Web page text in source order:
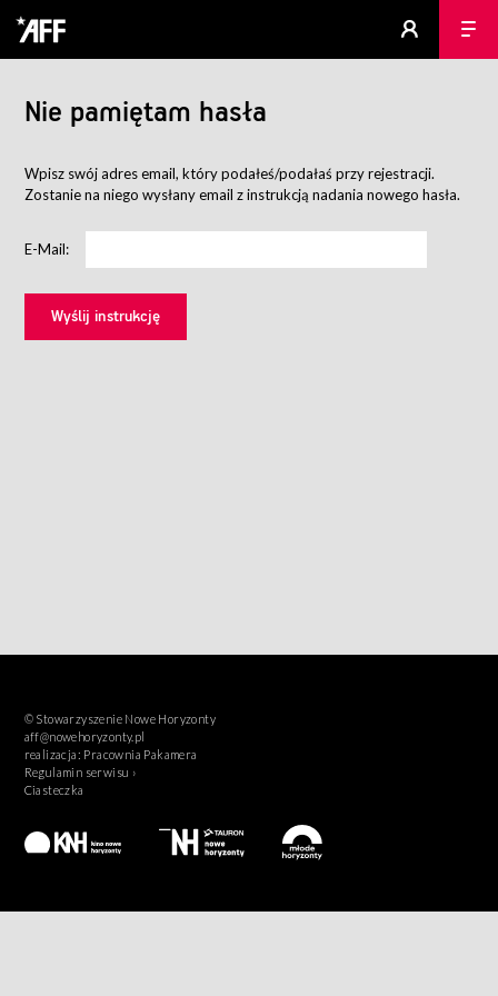
Nie pamiętam hasła
Wpisz swój adres email, który podałeś/podałaś przy rejestracji.
Zostanie na niego wysłany email z instrukcją nadania nowego hasła.
E-Mail:
© Stowarzyszenie Nowe Horyzonty
aff@nowehoryzonty.pl
realizacja: Pracownia Pakamera
Regulamin serwisu ›
Ciasteczka